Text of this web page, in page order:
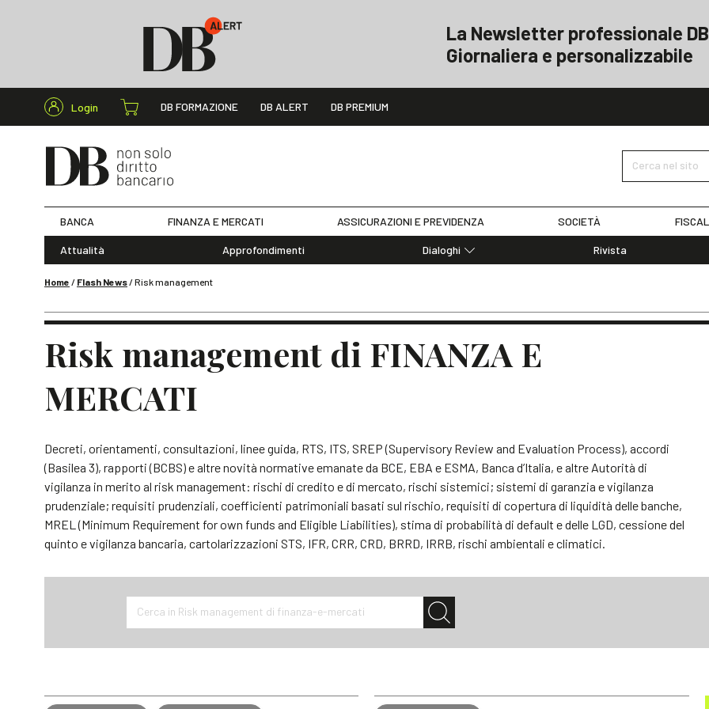
La Newsletter professionale DB
Giornaliera e personalizzabile
Login DB FORMAZIONE DB ALERT DB PREMIUM
Cerca nel sito
BANCA FINANZA E MERCATI ASSICURAZIONI E PREVIDENZA SOCIETÀ
Attualità Approfondimenti
Dialoghi
Articoli
Rivista
Home / Flash News/Risk management
Risk management di FINANZA E
MERCATI
Decreti, orientamenti, consultazioni, linee guida, RTS, ITS, SREP (Supervisory Review and Evaluation Process), accordi
(Basilea 3), rapporti (BCBS) e altre novità normative emanate da BCE, EBA e ESMA, Banca d’Italia, e altre Autorità di
vigilanza in merito al risk management: rischi di credito e di mercato, rischi sistemici; sistemi di garanzia e vigilanza
prudenziale; requisiti prudenziali, coefficienti patrimoniali basati sul rischio, requisiti di copertura di liquidità delle banche,
MREL (Minimum Requirement for own funds and Eligible Liabilities), stima di probabilità di default e delle LGD, cessione del
quinto e vigilanza bancaria, cartolarizzazioni STS, IFR, CRR, CRD, BRRD, IRRB, rischi ambientali e climatici.
Cerca in Risk management di finanza-e-mercati